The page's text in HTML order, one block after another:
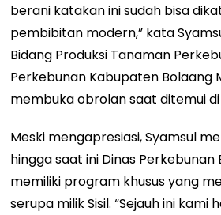
berani katakan ini sudah bisa
pembibitan modern,” kata
Bidang Produksi Tanaman
Perkebunan Kabupaten Bolaang
membuka obrolan saat ditemui di
Meski mengapresiasi, Syamsul
hingga saat ini Dinas
memiliki program khusus yang
serupa milik Sisil. “Sejauh ini